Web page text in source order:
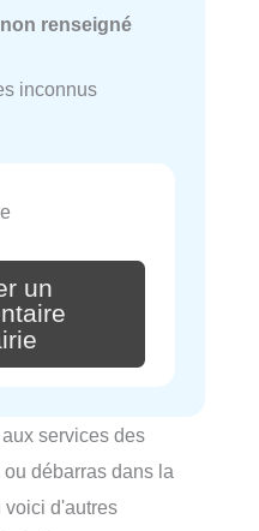
non renseigné
inconnus
un
services des
débarras dans la
voici d'autres